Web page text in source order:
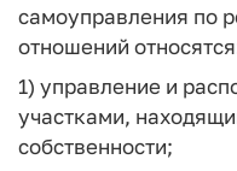
самоуправления по
отношений
1) управление и
участками,
собственности;